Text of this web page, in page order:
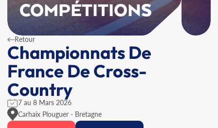
COMPÉTITIONS
Retour
Championnats De
France De Cross-
Country
7 au 8 Mars 2026
Carhaix Plouguer - Bretagne